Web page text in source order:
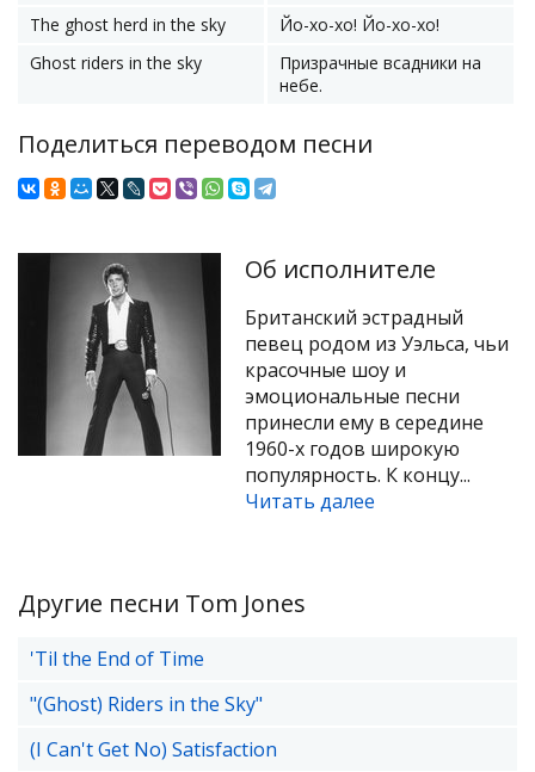
The ghost herd in the sky
Йо-хо-хо! Йо-хо-хо!
Ghost riders in the sky
Призрачные всадники на
небе.
Поделиться переводом песни
Об исполнителе
Британский эстрадный
певец родом из Уэльса, чьи
красочные шоу и
эмоциональные песни
принесли ему в середине
1960-х годов широкую
популярность. К концу...
Читать далее
Другие песни Tom Jones
'Til the End of Time
"(Ghost) Riders in the Sky"
(I Can't Get No) Satisfaction